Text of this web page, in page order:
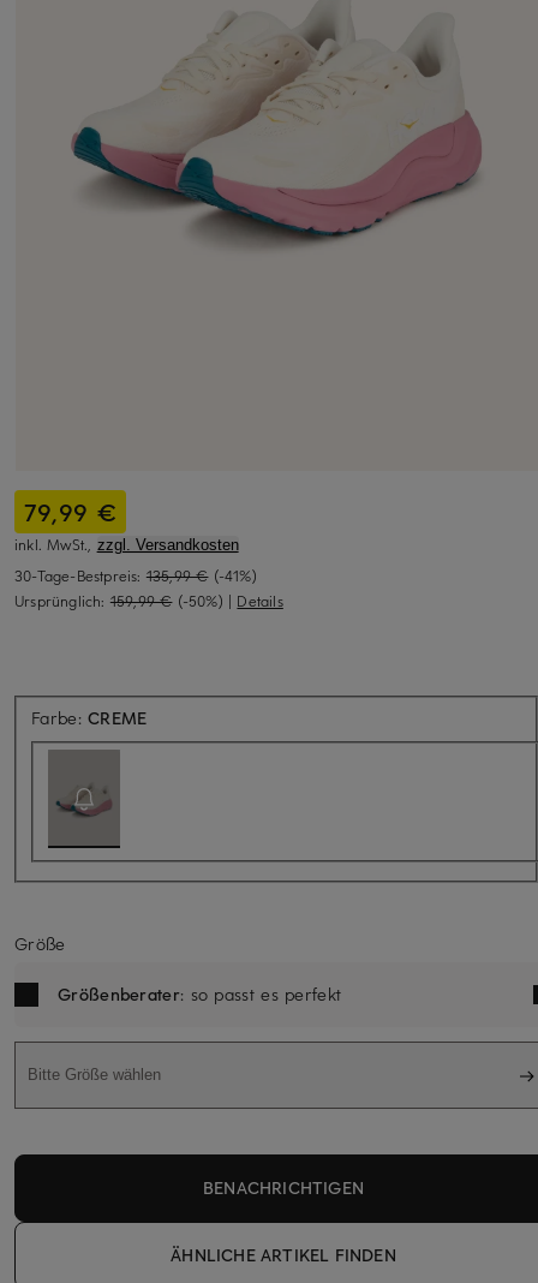
79,99 €
inkl. MwSt., zzgl. Versandkosten
30-Tage-Bestpreis: 135,99 € (-41%)
Ursprünglich: 159,99 € (-50%) | Details
Farbe:CREMEAktuell nicht verfügbar
Größe
Größenberater: so passt es perfekt
Bitte Größe wählen
BENACHRICHTIGEN
ÄHNLICHE ARTIKEL FINDEN